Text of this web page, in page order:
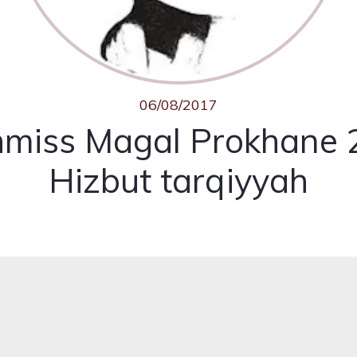
06/08/2017
Magal Prokhane
Hizbut tarqiyyah